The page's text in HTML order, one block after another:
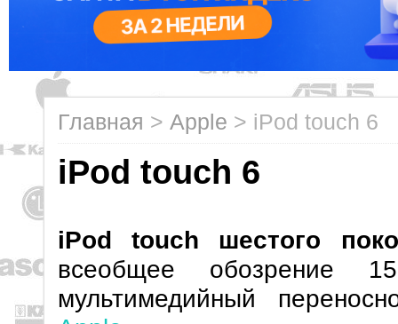
Главная > Apple > iPod touch 6
iPod touch 6
iPod touch шестого
всеобщее обозрение
мультимедийный